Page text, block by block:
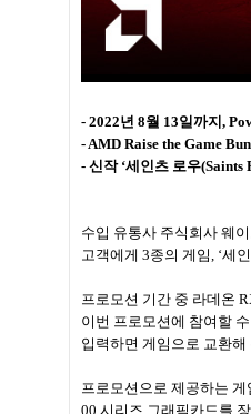
- 2022년 8월 13일까지,
- AMD Raise the Game
- 신작 ‘세인츠 로우(Saints
수입 유통사 주식회사 웨
고객에게 3종의 게임, ‘세
프로모션 기간 중 라데온
이번 프로모션에 참여할
입력하면 게임으로 교환
프로모션으로 제공하는 게
00 시리즈 그래픽카드를